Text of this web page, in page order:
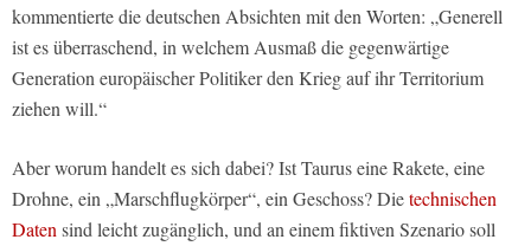
kommentierte die deutschen Absichten mit den Worten: „Generell
ist es überraschend, in welchem Ausmaß die gegenwärtige
Generation europäischer Politiker den Krieg auf ihr Territorium
ziehen will.“
Aber worum handelt es sich dabei? Ist Taurus eine Rakete, eine
Drohne, ein „Marschflugkörper“, ein Geschoss? Dietechnischen
Datensind leicht zugänglich, und an einem fiktiven Szenario soll